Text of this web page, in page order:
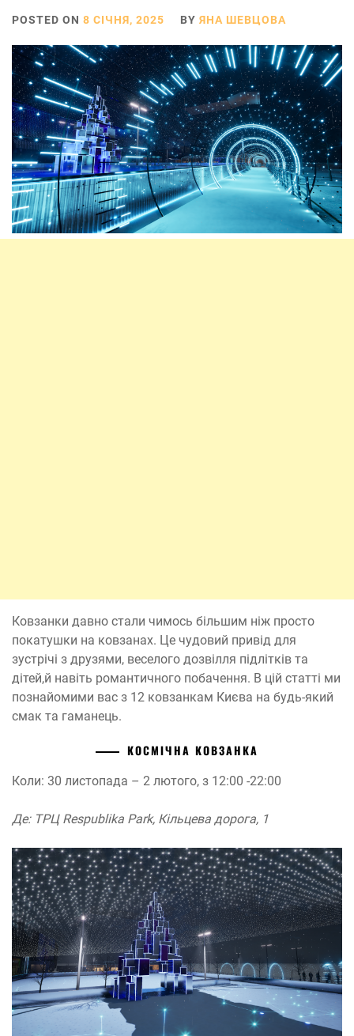
POSTED ON 8 СІЧНЯ, 2025 BY ЯНА ШЕВЦОВА
Ковзанки давно стали чимось більшим ніж просто
покатушки на ковзанах. Це чудовий привід для
зустрічі з друзями, веселого дозвілля підлітків та
дітей,й навіть романтичного побачення. В цій статті ми
познайомими вас з 12 ковзанкам Києва на будь-який
смак та гаманець.
КОСМІЧНА КОВЗАНКА
Коли: 30 листопада – 2 лютого, з 12:00 -22:00
Де: ТРЦ Respublika Park, Кільцева дорога, 1